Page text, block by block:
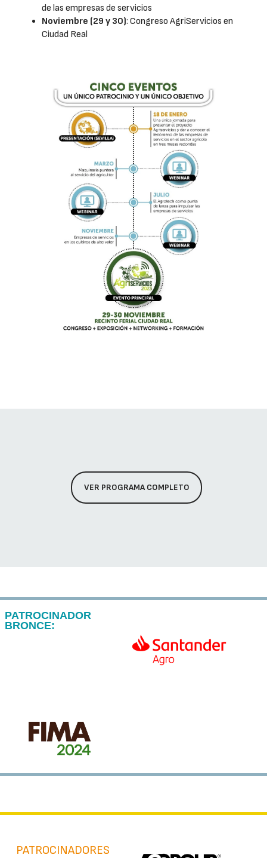
de las empresas de servicios
Noviembre (29 y 30): Congreso AgriServicios en
Ciudad Real
VER PROGRAMA COMPLETO
PATROCINADOR
BRONCE:
PATROCINADORES